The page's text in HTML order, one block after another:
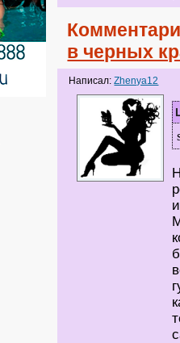
в черных
Написал:Zhenya12